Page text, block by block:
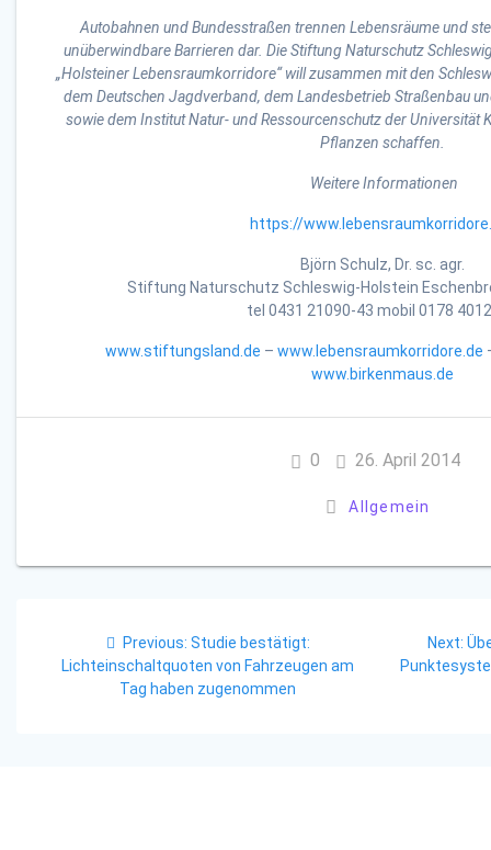
Autobahnen und Bundesstraßen trennen Lebensräume und
unüberwindbare Barrieren dar. Die Stiftung Naturschutz
„Holsteiner Lebensraumkorridore“ will zusammen mit den
dem Deutschen Jagdverband, dem Landesbetrieb Straßenbau
sowie dem Institut Natur- und Ressourcenschutz der Universität
Pflanzen schaffen.
Weitere Informationen
https://
Björn Schulz, Dr. sc. agr.
Stiftung Naturschutz Schleswig-Holstein
tel 0431 21090-43 mobil 0178
www.stiftungsland.de – www.lebensraumkorridore.de
www.birkenmaus.de
0 26. April 2014
Allgemein
Previous: Previous
post:
Studie bestätigt:
Lichteinschaltquoten von Fahrzeugen am
Tag haben zugenommen
Next: